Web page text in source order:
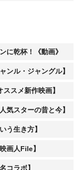
に乾杯！《動画》
ンル・ジャングル】
スメ新作映画】
気スターの昔と今】
う生き方】
画人File】
コラボ】